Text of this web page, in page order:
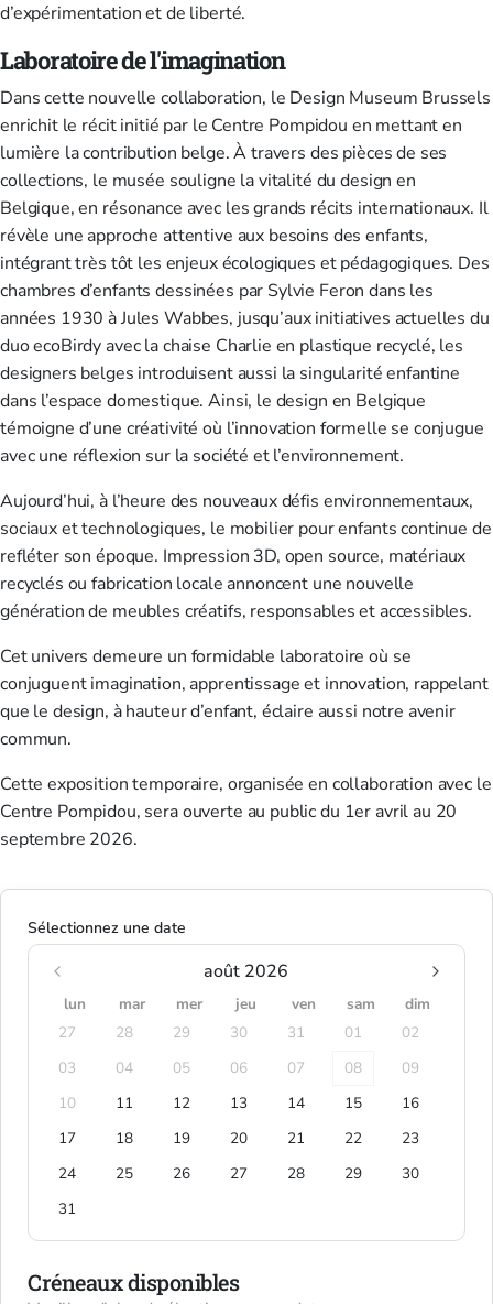
d’expérimentation et de liberté.
Laboratoire de l'imagination
Dans cette nouvelle collaboration, le Design Museum Brussels
enrichit le récit initié par le Centre Pompidou en mettant en
lumière la contribution belge. À travers des pièces de ses
collections, le musée souligne la vitalité du design en
Belgique, en résonance avec les grands récits internationaux. Il
révèle une approche attentive aux besoins des enfants,
intégrant très tôt les enjeux écologiques et pédagogiques. Des
chambres d’enfants dessinées par Sylvie Feron dans les
années 1930 à Jules Wabbes, jusqu’aux initiatives actuelles du
duo ecoBirdy avec la chaise Charlie en plastique recyclé, les
designers belges introduisent aussi la singularité enfantine
dans l’espace domestique. Ainsi, le design en Belgique
témoigne d’une créativité où l’innovation formelle se conjugue
avec une réflexion sur la société et l’environnement.
Aujourd’hui, à l’heure des nouveaux défis environnementaux,
sociaux et technologiques, le mobilier pour enfants continue de
refléter son époque. Impression 3D, open source, matériaux
recyclés ou fabrication locale annoncent une nouvelle
génération de meubles créatifs, responsables et accessibles.
Cet univers demeure un formidable laboratoire où se
conjuguent imagination, apprentissage et innovation, rappelant
que le design, à hauteur d’enfant, éclaire aussi notre avenir
commun.
Cette exposition temporaire, organisée en collaboration avec le
Centre Pompidou, sera ouverte au public du 1er avril au 20
septembre 2026.
Sélectionnez une date
août 2026
lun mar mer jeu ven sam
dim
27
28 29 30 31 01
02
03
04 05 06 07 08
09
10
11 12 13 14 15
16
17
18 19 20 21 22
23
24
25 26 27 28 29
30
31
Créneaux disponibles